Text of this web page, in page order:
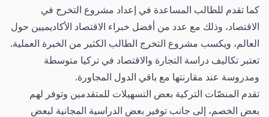
كما تقدم للطالب المساعدة في إعداد مشروع التخرج في
الاقتصاد، وذلك مع عدد من أفضل خبراء الاقتصاد الأكاديميين حول
العالم، ويكسب مشروع التخرج الطالب الكثير من الخبرة العملية.
تعتبر تكاليف دراسة التجارة والاقتصاد في تركيا متوسطة
ومدروسة عند مقارنتها مع باقي الدول المجاورة.
تقدم المنصّات التركية بعض التسهيلات للمتقدمين وتوفر لهم
بعض الخصم، إلى جانب توفير بعض الدراسية المجانية لبعض